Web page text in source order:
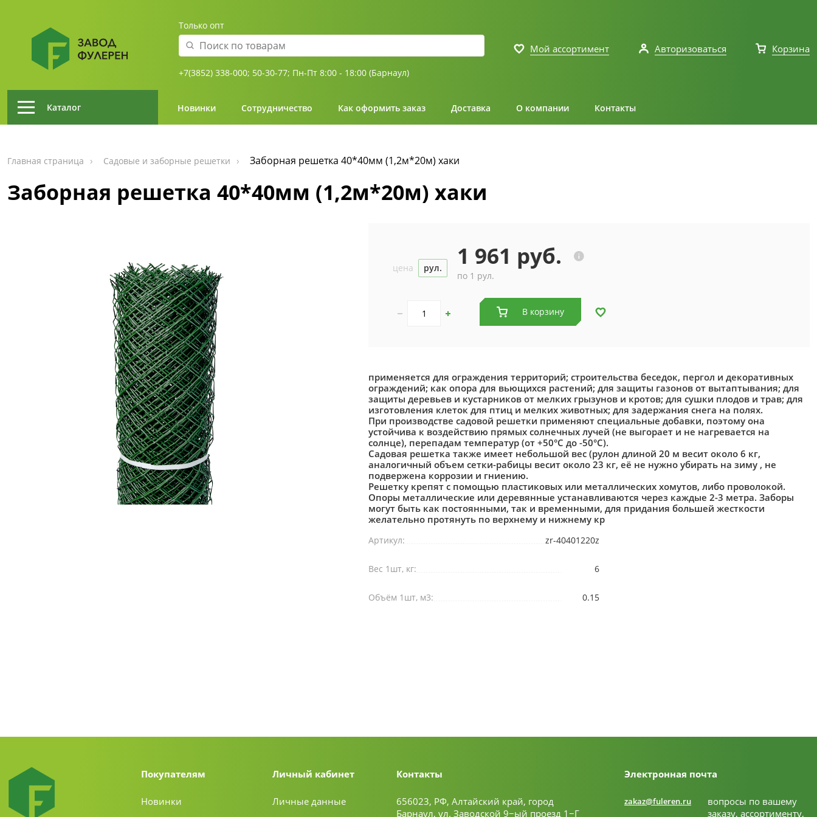
Только опт
+7(3852) 338-000; 50-30-77; Пн-Пт 8:00 - 18:00 (Барнаул)
Мой ассортимент Авторизоваться Корзина
Каталог Новинки Сотрудничество Как оформить заказ Доставка О компании Контакты
Главная страница Садовые и заборные решетки Заборная решетка 40*40мм (1,2м*20м) хаки
Заборная решетка 40*40мм (1,2м*20м) хаки
цена рул. 1 961 руб.
по 1 рул.
В корзину
применяется для ограждения территорий; строительства беседок, пергол и декоративных
ограждений; как опора для вьющихся растений; для защиты газонов от вытаптывания; для
защиты деревьев и кустарников от мелких грызунов и кротов; для сушки плодов и трав; для
изготовления клеток для птиц и мелких животных; для задержания снега на полях.
При производстве садовой решетки применяют специальные добавки, поэтому она
устойчива к воздействию прямых солнечных лучей (не выгорает и не нагревается на
солнце), перепадам температур (от +50°С до -50°С).
Садовая решетка также имеет небольшой вес (рулон длиной 20 м весит около 6 кг,
аналогичный объем сетки-рабицы весит около 23 кг, её не нужно убирать на зиму , не
подвержена коррозии и гниению.
Решетку крепят с помощью пластиковых или металлических хомутов, либо проволокой.
Опоры металлические или деревянные устанавливаются через каждые 2-3 метра. Заборы
могут быть как постоянными, так и временными, для придания большей жесткости
желательно протянуть по верхнему и нижнему кр
Артикул: zr-40401220z
Вес 1шт, кг: 6
Объём 1шт, м3: 0.15
Покупателям
Новинки
Личный кабинет
Личные данные
Контакты
656023, РФ, Алтайский край, город
Барнаул, ул. Заводской 9−ый проезд 1−Г
Электронная почта
zakaz@fuleren.ru
вопросы по вашему
заказу, ассортименту,